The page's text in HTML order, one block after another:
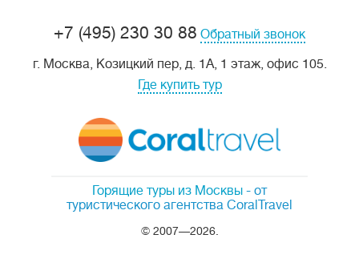
Горящие туры из Москвы - от
туристического агентства CoralTravel
© 2007—2026.
+7 (495) 230 30 88 Обратный звонок
г. Москва, Козицкий пер, д. 1А, 1 этаж, офис 105.
Где купить тур